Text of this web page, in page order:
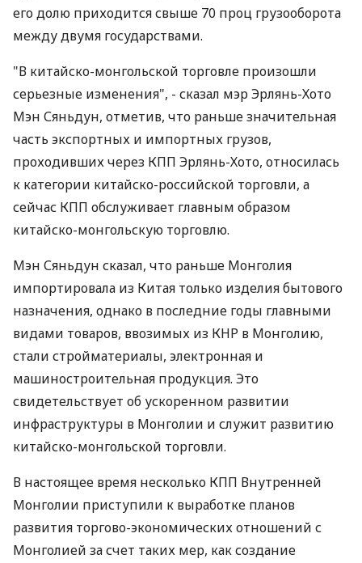
его долю приходится свыше 70 проц грузооборота
между двумя государствами.
"В китайско-монгольской торговле произошли
серьезные изменения", - сказал мэр Эрлянь-Хото
Мэн Сяньдун, отметив, что раньше значительная
часть экспортных и импортных грузов,
проходивших через КПП Эрлянь-Хото, относилась
к категории китайско-российской торговли, а
сейчас КПП обслуживает главным образом
китайско-монгольскую торговлю.
Мэн Сяньдун сказал, что раньше Монголия
импортировала из Китая только изделия бытового
назначения, однако в последние годы главными
видами товаров, ввозимых из КНР в Монголию,
стали стройматериалы, электронная и
машиностроительная продукция. Это
свидетельствует об ускоренном развитии
инфраструктуры в Монголии и служит развитию
китайско-монгольской торговли.
В настоящее время несколько КПП Внутренней
Монголии приступили к выработке планов
развития торгово-экономических отношений с
Монголией за счет таких мер, как создание